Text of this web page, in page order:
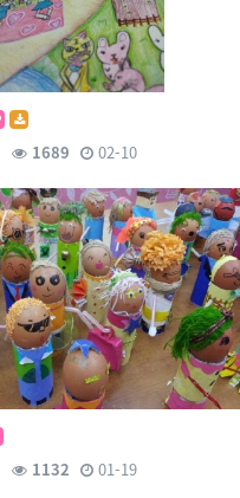
1689 02-10
1132 01-19